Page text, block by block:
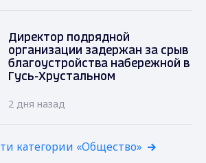
Директор подрядной
организации задержан за срыв
благоустройства набережной в
Гусь-Хрустальном
2 дня назад
категории «Общество»